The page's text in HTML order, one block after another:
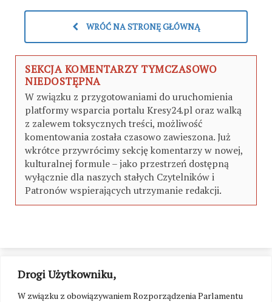
Drogi Użytkowniku,
W związku z obowiązywaniem Rozporządzenia Parlamentu
WRÓĆ NA STRONĘ GŁÓWNĄ
SEKCJA KOMENTARZY TYMCZASOWO
NIEDOSTĘPNA
W związku z przygotowaniami do uruchomienia
platformy wsparcia portalu Kresy24.pl oraz walką
z zalewem toksycznych treści, możliwość
komentowania została czasowo zawieszona. Już
wkrótce przywrócimy sekcję komentarzy w nowej,
kulturalnej formule – jako przestrzeń dostępną
wyłącznie dla naszych stałych Czytelników i
Patronów wspierających utrzymanie redakcji.